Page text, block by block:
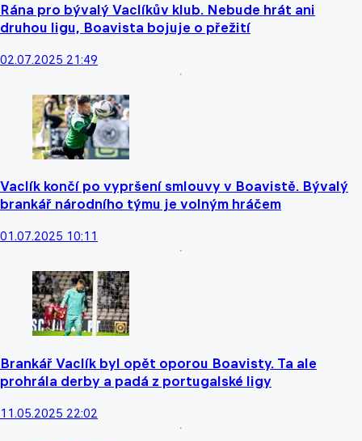
Rána pro bývalý Vaclíkův klub. Nebude hrát ani
druhou ligu, Boavista bojuje o přežití
02.07.2025 21:49
Vaclík končí po vypršení smlouvy v Boavistě. Bývalý
brankář národního týmu je volným hráčem
01.07.2025 10:11
Brankář Vaclík byl opět oporou Boavisty. Ta ale
prohrála derby a padá z portugalské ligy
11.05.2025 22:02